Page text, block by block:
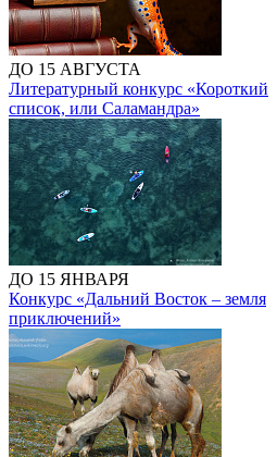
ДО 15 АВГУСТА
Литературный конкурс «Короткий
список, или Саламандра»
ДО 15 ЯНВАРЯ
Конкурс «Дальний Восток – земля
приключений»